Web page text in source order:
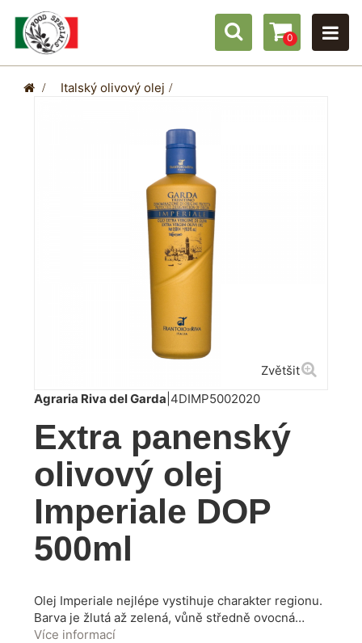
0
> Italský olivový olej >
Zvětšit
Agraria Riva del Garda 4DIMP5002020
Extra panenský
olivový olej
Imperiale DOP
500ml
Olej Imperiale nejlépe vystihuje charakter regionu.
Barva je žlutá až zelená, vůně středně ovocná
nádechem zelených mandlí. Chuť je vyvážená, s
Více informací